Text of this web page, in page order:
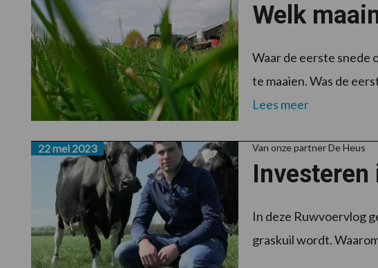
Welk
Waar de eerste snede
te maaien. Was de
Lees meer
Van onze partner De Heus
Investeren
22 mei 2023
In deze Ruwvoervlog
graskuil wordt.